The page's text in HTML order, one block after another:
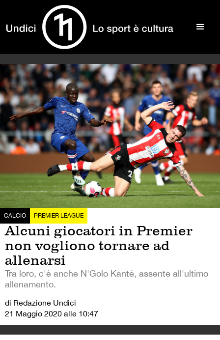
CALCIO PREMIER LEAGUE
Alcuni giocatori in Premier
non vogliono tornare ad
allenarsi
Tra loro, c'è anche N'Golo Kanté, assente all'ultimo
allenamento.
di Redazione Undici
21 Maggio 2020 alle 10:47